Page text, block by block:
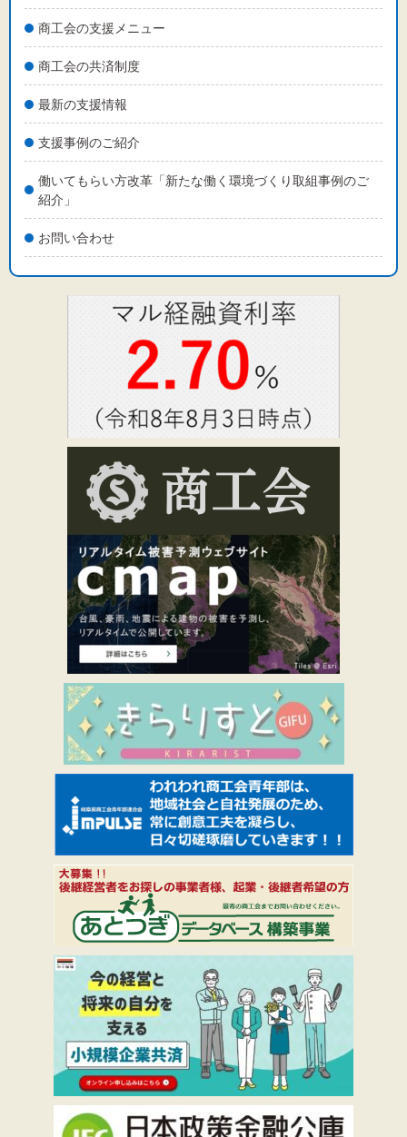
商工会の支援メニュー
商工会の共済制度
最新の支援情報
支援事例のご紹介
働いてもらい方改革「新たな働く環境づくり取組事例のご
紹介」
お問い合わせ